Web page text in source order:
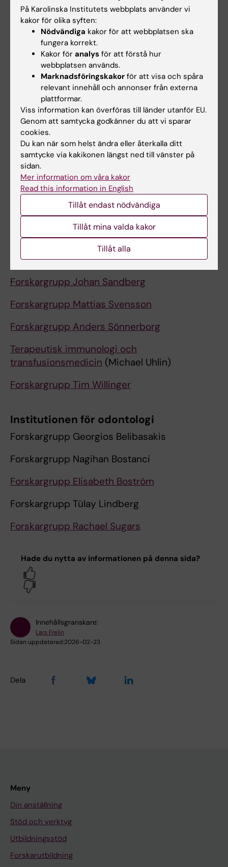
Forskargrupp Niklas Björkström
Forskargrupp Susanna Brighenti
Forskargrupp Marcus Buggert
Forskargrupp Benedict Chambers
Forskargrupp Malin Flodström- Tullberg
Forskargrupp Sara Gredmark Russ
Forskargrupp Jonas Klingström
Forskargrupp Hans-Gustaf Ljunggren
Forskargrupp Kalle Malmberg
Forskargrupp Jakob Michaelsson
Forskargrupp Jenny Mjösberg
Forskargrupp Anna Norrby- Teglund
Forskargrupp Johan Sandberg
Forskargrupp Mattias Svensson
Forskargrupp Anders Sönnerborg
Terapeutisk immunologi och
transfusionsmedicin (Michael Uhlin)
Forskargrupp Tim Willinger
Institutionen för odontologi
Forskargrupp Georgios Belibasakis
Forskargrupp Nagihan Bostanci
Forskargrupp Elisabeth Boström
Forskargrupp Tülay Lindberg
Forskargrupp Rachael Sugars
Hade du nytta av informationen på denna sida?
Innehållsgranskare:
Lars Frelin
Sidan uppdaterad:2026-02-23
Dela
Meny
Din anställning
Stöd och verktyg
Utbildningsstöd
Forskarutbildning
På Karolinska Institutets webbplats använder vi
kakor för olika syften:
Nödvändiga kakor för att webbplatsen ska
fungera korrekt.
Kakor för analys för att förstå hur
webbplatsen används.
Marknadsföringskakor för att visa och spåra
relevant innehåll och annonser från externa
plattformar.
Viss information kan överföras till länder utanför EU.
Genom att samtycka godkänner du att vi sparar
cookies.
Du kan när som helst ändra eller återkalla ditt
samtycke via kakikonen längst ned till vänster på
sidan.
Mer information om våra kakor
Read this information in English
Tillåt endast nödvändiga
Tillåt mina valda kakor
Tillåt alla